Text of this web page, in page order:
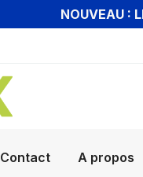
NOUVEAU :
Contact A propos